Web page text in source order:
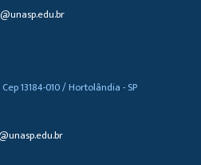
13184-010 / Hortolândia - SP